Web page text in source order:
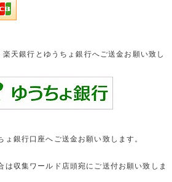
天銀行とゆうちょ銀行へご送金お願い致し
ょ銀行口座へご送金お願い致します。
は収集ワールド店頭宛にご送付お願い致しま